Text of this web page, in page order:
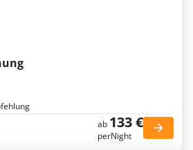
ab 133 €
perNight